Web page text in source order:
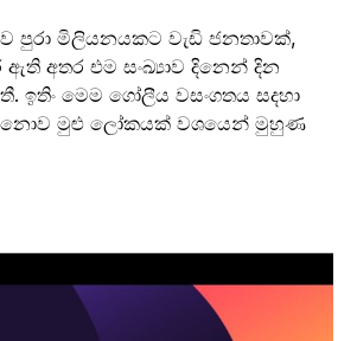
පුරා මිලියනයකට වැඩි ජනතාවක්,
අතර එම සංඛ්‍යාව දිනෙන් දින
ඉතිං මෙම ගෝලීය වසංගතය සදහා
නොව මුළු ලෝකයක් වශයෙන් මුහුණ